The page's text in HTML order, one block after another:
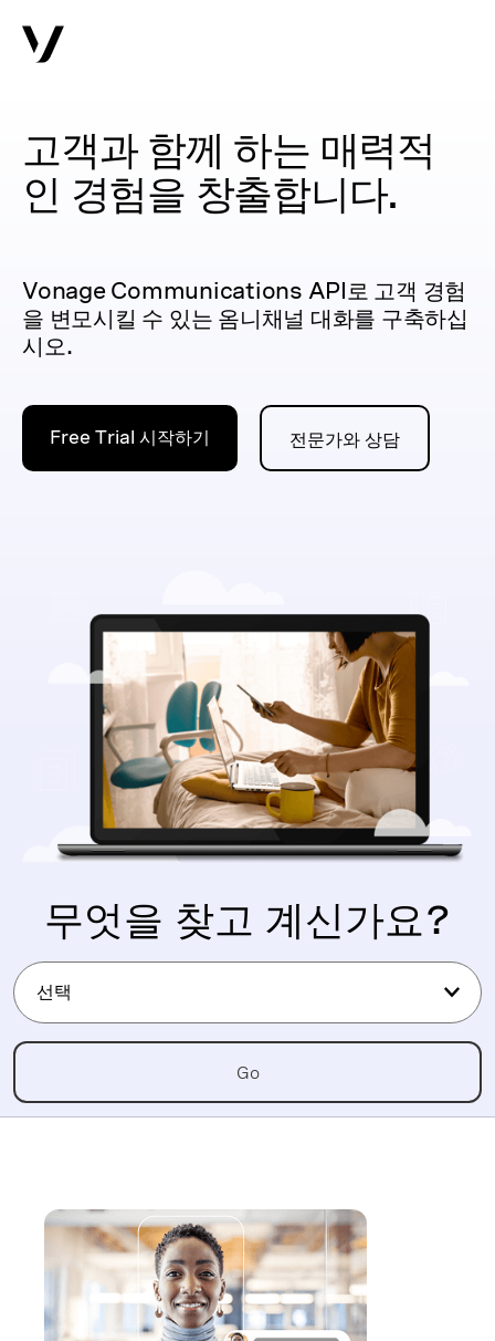
고객과 함께 하는 매력적
인 경험을 창출합니다.
Vonage Communications API로 고객 경험
을 변모시킬 수 있는 옴니채널 대화를 구축하십
시오.
Free Trial 시작하기 전문가와 상담
무엇을 찾고 계신가요?
선택
Go